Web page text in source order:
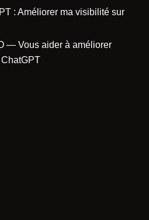
: Améliorer ma visibilité sur
— Vous aider à améliorer